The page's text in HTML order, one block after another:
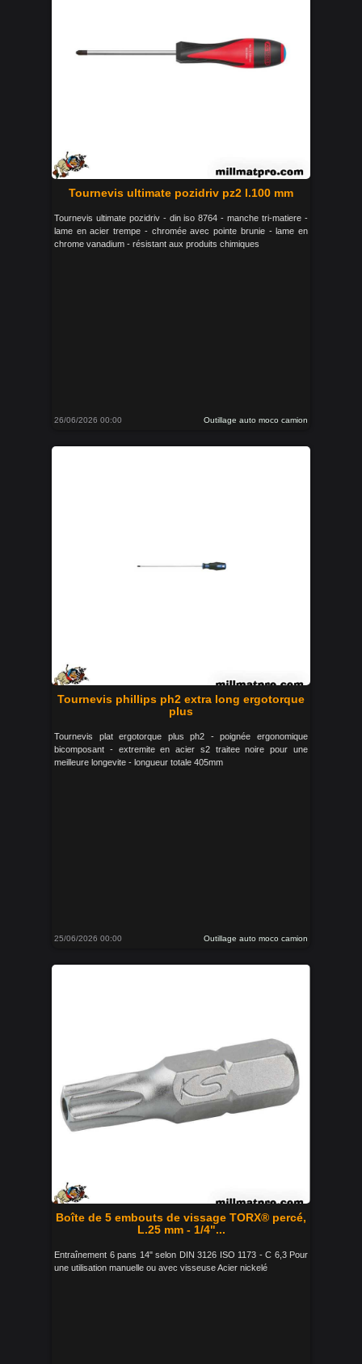
Tournevis ultimate pozidriv pz2 l.100 mm
Tournevis ultimate pozidriv - din iso 8764 - manche tri-matiere -
lame en acier trempe - chromée avec pointe brunie - lame en
chrome vanadium - résistant aux produits chimiques
26/06/2026 00:00 Outillage auto moco camion
Tournevis phillips ph2 extra long ergotorque
plus
Tournevis plat ergotorque plus ph2 - poignée ergonomique
bicomposant - extremite en acier s2 traitee noire pour une
meilleure longevite - longueur totale 405mm
25/06/2026 00:00 Outillage auto moco camion
Boîte de 5 embouts de vissage TORX® percé,
L.25 mm - 1/4"...
Entraînement 6 pans 14" selon DIN 3126 ISO 1173 - C 6,3 Pour
une utilisation manuelle ou avec visseuse Acier nickelé